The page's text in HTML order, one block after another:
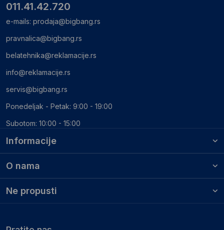
Informacije
O nama
Ne propusti
011.41.42.720
e-mails: prodaja@bigbang.rs
pravnalica@bigbang.rs
belatehnika@reklamacije.rs
info@reklamacije.rs
servis@bigbang.rs
Ponedeljak - Petak: 9:00 - 19:00
Subotom: 10:00 - 15:00